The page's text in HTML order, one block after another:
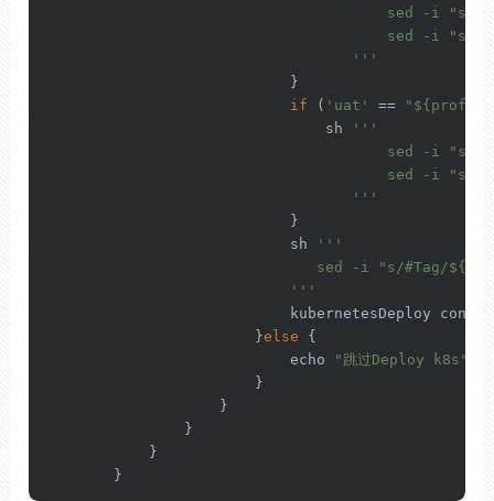
sed -i "s/
sed -i
                                   '
''
                            }
if ( 'uat' ==
                                sh
'' '
sed -i "s/
sed -i
                                   '
''
                            }
                            sh
'' '
sed -i "s/#Tag/
                            '
''
                            kubernetesDeploy
                        }
else {
                            echo
"跳过Deploy k8s"
                        }
                    }
                }
            }